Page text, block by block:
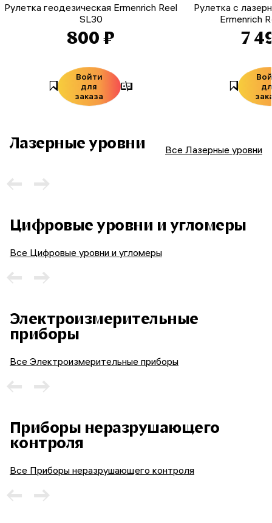
Рулетка геодезическая Ermenrich Reel
SL30
800 ₽
Войти
для
заказа
Рулетка с
Ermenrich
7
Лазерные уровни Все Лазерные уровни
Цифровые уровни и угломеры
Все Цифровые уровни и угломеры
Электроизмерительные
приборы
Все Электроизмерительные приборы
Приборы неразрушающего
контроля
Все Приборы неразрушающего контроля